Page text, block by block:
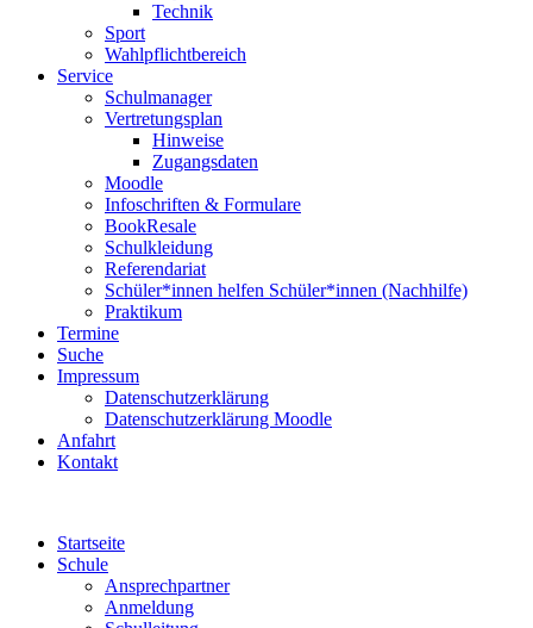
Technik
Sport
Wahlpflichtbereich
Service
Schulmanager
Vertretungsplan
Hinweise
Zugangsdaten
Moodle
Infoschriften & Formulare
BookResale
Schulkleidung
Referendariat
Schüler*innen helfen Schüler*innen (Nachhilfe)
Praktikum
Termine
Suche
Impressum
Datenschutzerklärung
Datenschutzerklärung Moodle
Anfahrt
Kontakt
Startseite
Schule
Ansprechpartner
Anmeldung